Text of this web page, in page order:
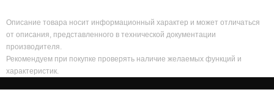
Описание товара носит информационный характер и может отличаться
от описания, представленного в технической документации
производителя.
Рекомендуем при покупке проверять наличие желаемых функций и
характеристик.